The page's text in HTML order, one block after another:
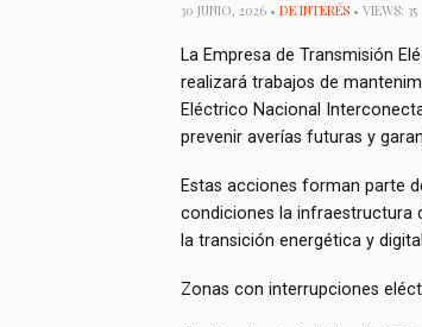
30 JUNIO, 2026 • DE INTERÉS • VIEWS: 35
La Empresa de Transmisión
realizará trabajos de
Eléctrico Nacional
prevenir averías futuras y
Estas acciones forman parte
condiciones la infraestructura
la transición energética y
Zonas con interrupciones